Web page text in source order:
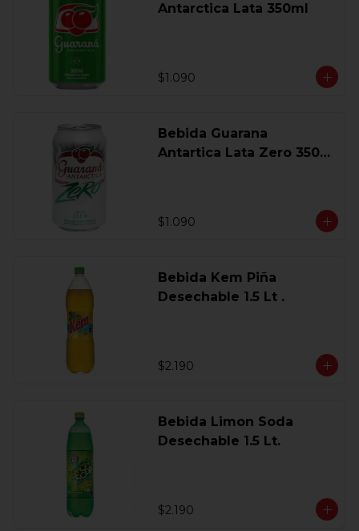
Antarctica Lata 350ml
$1.090
Bebida Guarana
Antartica Lata Zero 350
$1.090
Bebida Kem Piña
Desechable 1.5 Lt .
$2.190
Bebida Limon Soda
Desechable 1.5 Lt.
$2.190